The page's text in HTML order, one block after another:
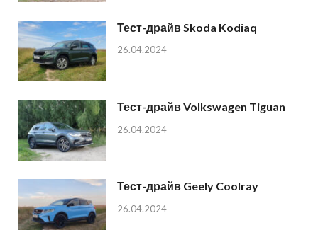
Тест-драйв Skoda Kodiaq
26.04.2024
Тест-драйв Volkswagen Tiguan
26.04.2024
Тест-драйв Geely Coolray
26.04.2024